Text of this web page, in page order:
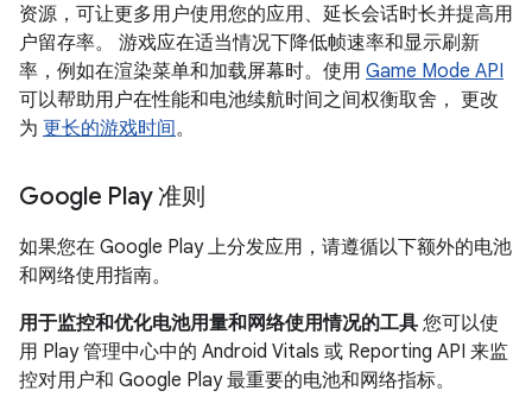
资源，可让更多用户使用您的应用、延长会话时长并提高用
户留存率。 游戏应在适当情况下降低帧速率和显示刷新
率，例如在渲染菜单和加载屏幕时。使用 Game Mode API
可以帮助用户在性能和电池续航时间之间权衡取舍， 更改
为 更长的游戏时间。
Google Play 准则
如果您在 Google Play 上分发应用，请遵循以下额外的电池
和网络使用指南。
用于监控和优化电池用量和网络使用情况的工具 您可以使
用 Play 管理中心中的 Android Vitals 或 Reporting API 来监
控对用户和 Google Play 最重要的电池和网络指标。